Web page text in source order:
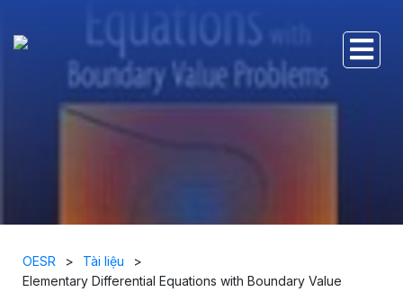
OESR > Tài liệu
>
Elementary Differential Equations with Boundary Value